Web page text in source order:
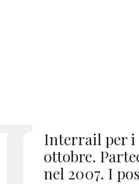
Interrail per i
ottobre.
nel 2007. I